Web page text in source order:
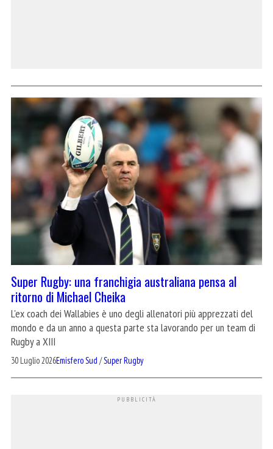
Super Rugby: una franchigia australiana pensa al
ritorno di Michael Cheika
L'ex coach dei Wallabies è uno degli allenatori più apprezzati del
mondo e da un anno a questa parte sta lavorando per un team di
Rugby a XIII
30 Luglio 2026Emisfero Sud /Super Rugby